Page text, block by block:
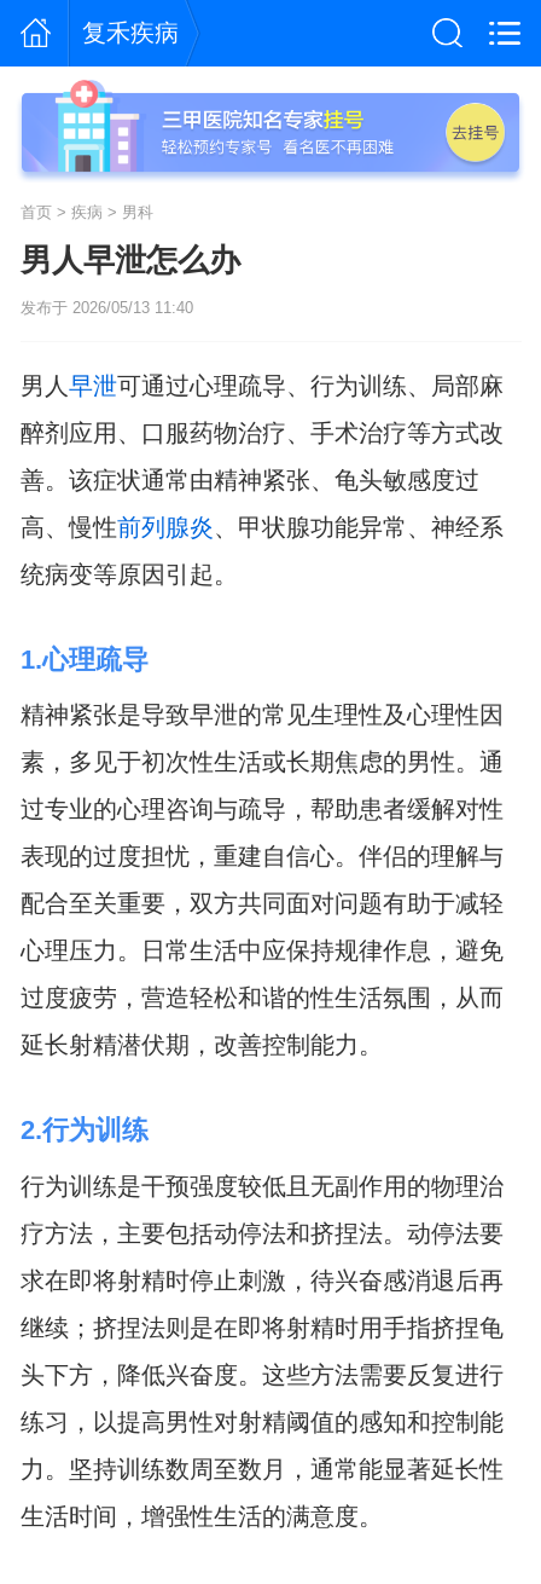
复禾疾病
首页> 疾病 > 男科
男人早泄怎么办
发布于 2026/05/13 11:40
男人早泄可通过心理疏导、行为训练、局部麻
醉剂应用、口服药物治疗、手术治疗等方式改
善。该症状通常由精神紧张、龟头敏感度过
高、慢性前列腺炎、甲状腺功能异常、神经系
统病变等原因引起。
1.心理疏导
精神紧张是导致早泄的常见生理性及心理性因
素，多见于初次性生活或长期焦虑的男性。通
过专业的心理咨询与疏导，帮助患者缓解对性
表现的过度担忧，重建自信心。伴侣的理解与
配合至关重要，双方共同面对问题有助于减轻
心理压力。日常生活中应保持规律作息，避免
过度疲劳，营造轻松和谐的性生活氛围，从而
延长射精潜伏期，改善控制能力。
2.行为训练
行为训练是干预强度较低且无副作用的物理治
疗方法，主要包括动停法和挤捏法。动停法要
求在即将射精时停止刺激，待兴奋感消退后再
继续；挤捏法则是在即将射精时用手指挤捏龟
头下方，降低兴奋度。这些方法需要反复进行
练习，以提高男性对射精阈值的感知和控制能
力。坚持训练数周至数月，通常能显著延长性
生活时间，增强性生活的满意度。